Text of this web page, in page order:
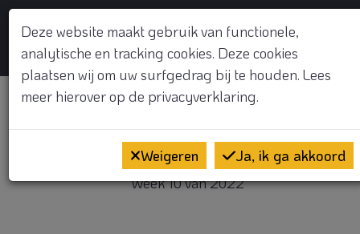
GRATIS KENNISMAKINGSGESPREK
Welkom
Week 10 van 2022
Deze website maakt gebruik van functionele,
analytische en tracking cookies. Deze cookies
plaatsen wij om uw surfgedrag bij te houden. Lees
meer hierover op de privacyverklaring.
Weigeren Ja, ik ga akkoord